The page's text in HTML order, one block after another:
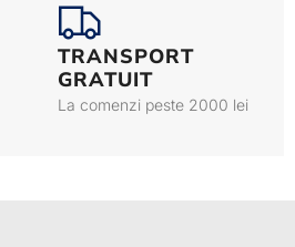
TRANSPORT
GRATUIT
La comenzi peste 2000 lei